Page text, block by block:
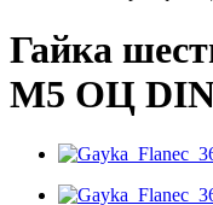
Гайка
М5 ОЦ